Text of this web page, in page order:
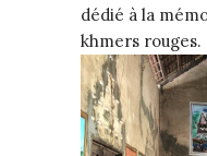
dédié à la
khmers rouges.